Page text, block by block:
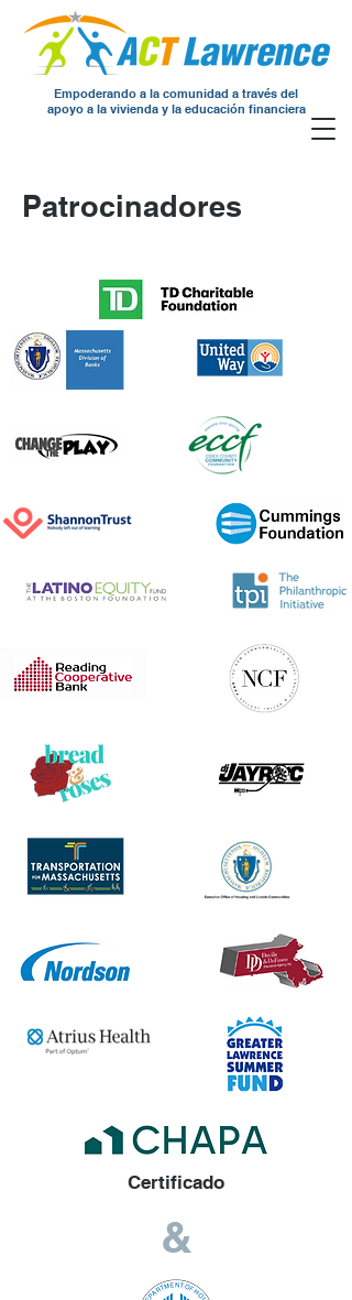
Empoderando a la comunidad a través del
apoyo a la vivienda y la educación financiera
Patrocinadores
Botón
Botón
Botón
Botón
Botón
Botón
Botón
Botón
Botón
Botón
Botón
Botón
Botón
Botón
Botón
Botón
Botón
Botón
Certificado
&